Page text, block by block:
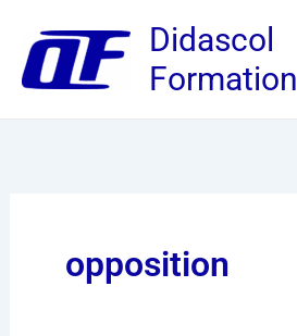
contenu
Didascol
Formation
opposition